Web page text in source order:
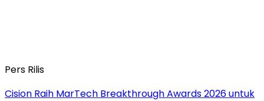
Pers Rilis
Cision Raih MarTech Breakthrough Awards 2026 untuk